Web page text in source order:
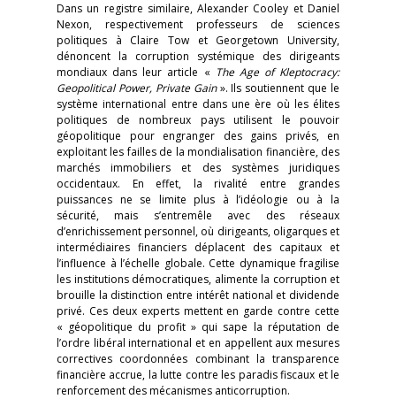
Dans un registre similaire, Alexander Cooley et Daniel
Nexon, respectivement professeurs de sciences
politiques à Claire Tow et Georgetown University,
dénoncent la corruption systémique des dirigeants
mondiaux dans leur article « The Age of Kleptocracy:
Geopolitical Power, Private Gain». Ils soutiennent que le
système international entre dans une ère où les élites
politiques de nombreux pays utilisent le pouvoir
géopolitique pour engranger des gains privés, en
exploitant les failles de la mondialisation financière, des
marchés immobiliers et des systèmes juridiques
occidentaux. En effet, la rivalité entre grandes
puissances ne se limite plus à l’idéologie ou à la
sécurité, mais s’entremêle avec des réseaux
d’enrichissement personnel, où dirigeants, oligarques et
intermédiaires financiers déplacent des capitaux et
l’influence à l’échelle globale. Cette dynamique fragilise
les institutions démocratiques, alimente la corruption et
brouille la distinction entre intérêt national et dividende
privé. Ces deux experts mettent en garde contre cette
« géopolitique du profit » qui sape la réputation de
l’ordre libéral international et en appellent aux mesures
correctives coordonnées combinant la transparence
financière accrue, la lutte contre les paradis fiscaux et le
renforcement des mécanismes anticorruption.